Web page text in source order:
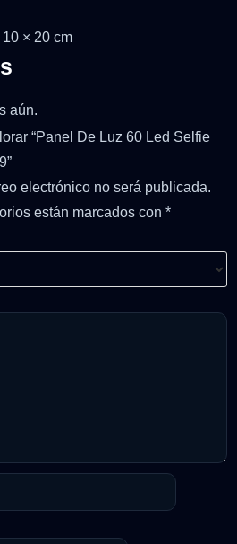
10 × 20 cm
aún.
“Panel De Luz 60 Led Selfie
electrónico no será publicada.
están marcados con *